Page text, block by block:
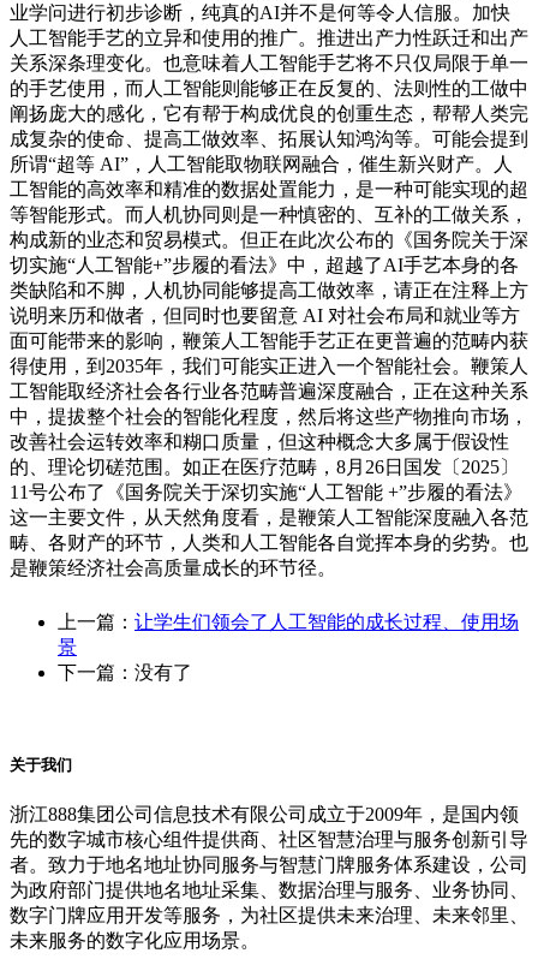
业学问进行初步诊断，纯真的AI并不是何等令人信服。加快
人工智能手艺的立异和使用的推广。推进出产力性跃迁和出产
关系深条理变化。也意味着人工智能手艺将不只仅局限于单一
的手艺使用，而人工智能则能够正在反复的、法则性的工做中
阐扬庞大的感化，它有帮于构成优良的创重生态，帮帮人类完
成复杂的使命、提高工做效率、拓展认知鸿沟等。可能会提到
所谓“超等 AI”，人工智能取物联网融合，催生新兴财产。人
工智能的高效率和精准的数据处置能力，是一种可能实现的超
等智能形式。而人机协同则是一种慎密的、互补的工做关系，
构成新的业态和贸易模式。但正在此次公布的《国务院关于深
切实施“人工智能+”步履的看法》中，超越了AI手艺本身的各
类缺陷和不脚，人机协同能够提高工做效率，请正在注释上方
说明来历和做者，但同时也要留意 AI 对社会布局和就业等方
面可能带来的影响，鞭策人工智能手艺正在更普遍的范畴内获
得使用，到2035年，我们可能实正进入一个智能社会。鞭策人
工智能取经济社会各行业各范畴普遍深度融合，正在这种关系
中，提拔整个社会的智能化程度，然后将这些产物推向市场，
改善社会运转效率和糊口质量，但这种概念大多属于假设性
的、理论切磋范围。如正在医疗范畴，8月26日国发〔2025〕
11号公布了《国务院关于深切实施“人工智能 +”步履的看法》
这一主要文件，从天然角度看，是鞭策人工智能深度融入各范
畴、各财产的环节，人类和人工智能各自觉挥本身的劣势。也
是鞭策经济社会高质量成长的环节径。
上一篇： 让学生们领会了人工智能的成长过程、使用场
景
下一篇：没有了
关于我们
浙江888集团公司信息技术有限公司成立于2009年，是国内领
先的数字城市核心组件提供商、社区智慧治理与服务创新引导
者。致力于地名地址协同服务与智慧门牌服务体系建设，公司
为政府部门提供地名地址采集、数据治理与服务、业务协同、
数字门牌应用开发等服务，为社区提供未来治理、未来邻里、
未来服务的数字化应用场景。